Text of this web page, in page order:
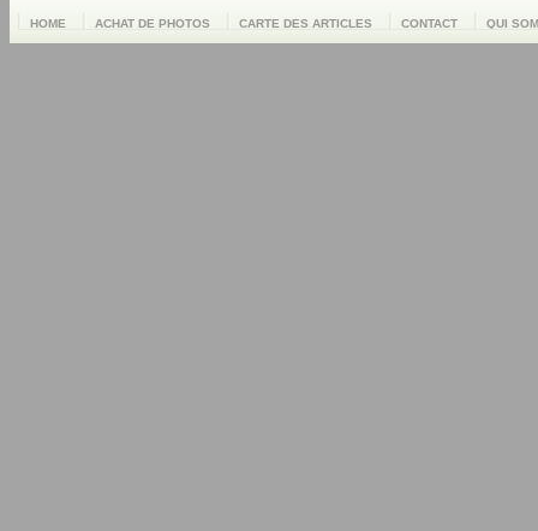
HOME ACHAT DE PHOTOS CARTE DES ARTICLES CONTACT QUI